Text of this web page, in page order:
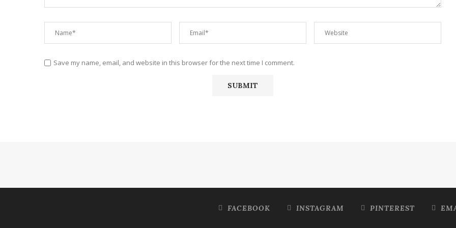
Save my name, email, and website in this browser for the next time I comment.
FACEBOOK INSTAGRAM PINTEREST